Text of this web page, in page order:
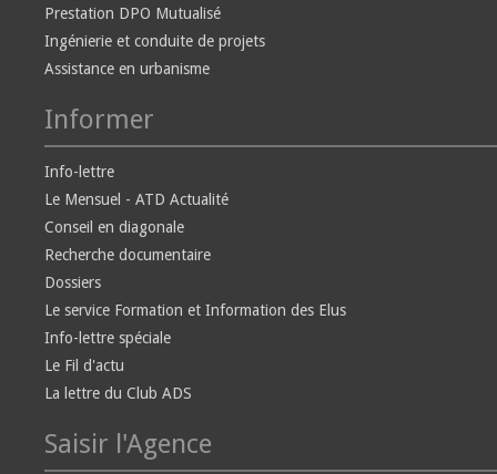
Prestation DPO Mutualisé
Ingénierie et conduite de projets
Assistance en urbanisme
Informer
Info-lettre
Le Mensuel - ATD Actualité
Conseil en diagonale
Recherche documentaire
Dossiers
Le service Formation et Information des Elus
Info-lettre spéciale
Le Fil d'actu
La lettre du Club ADS
Saisir l'Agence